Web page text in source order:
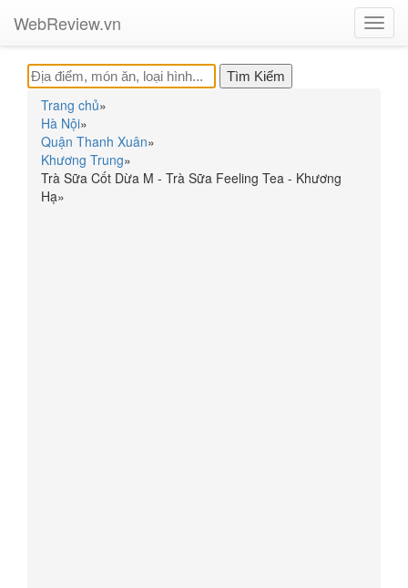
WebReview.vn
Trang chủ»
Hà Nội»
Quận Thanh Xuân»
Khương Trung»
Trà Sữa Cốt Dừa M - Trà Sữa Feeling Tea - Khương
Hạ»